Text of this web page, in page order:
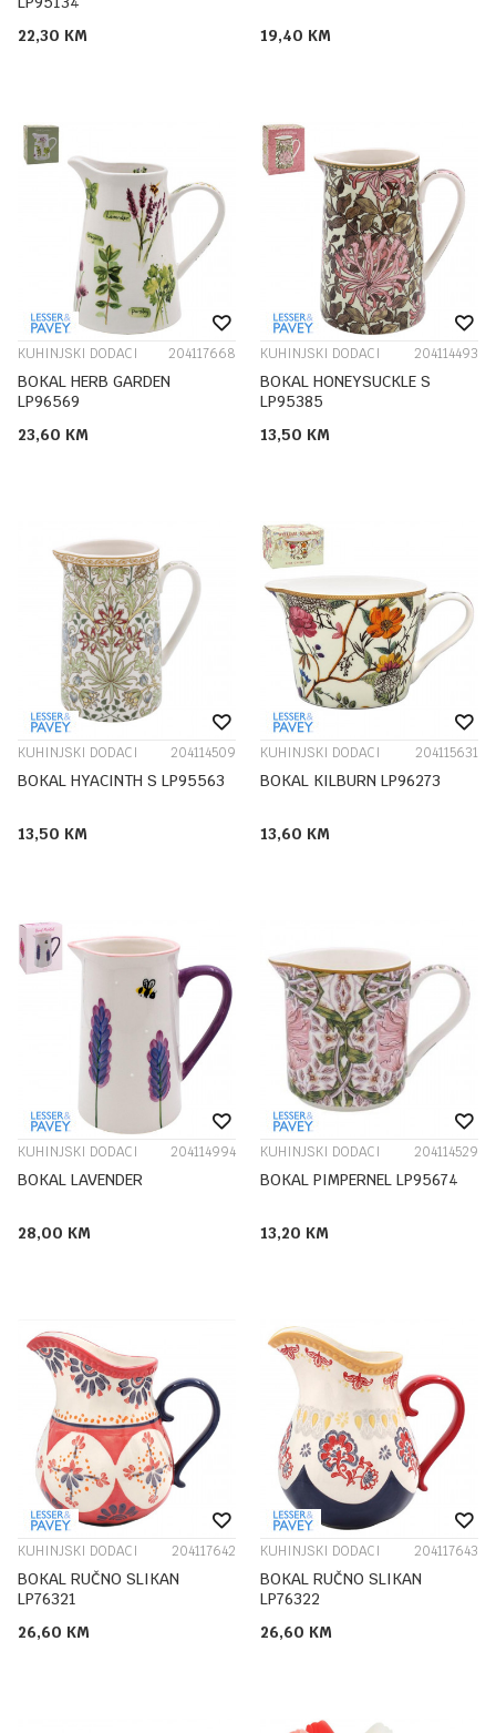
22,30 KM 19,40 KM
KUHINJSKI DODACI 204117668
BOKAL HERB GARDEN
LP96569
23,60 KM
KUHINJSKI DODACI 204114493
BOKAL HONEYSUCKLE S
LP95385
13,50 KM
KUHINJSKI DODACI 204114509
BOKAL HYACINTH S LP95563
13,50 KM
KUHINJSKI DODACI 204115631
BOKAL KILBURN LP96273
13,60 KM
KUHINJSKI DODACI 204114994
BOKAL LAVENDER
28,00 KM
KUHINJSKI DODACI 204114529
BOKAL PIMPERNEL LP95674
13,20 KM
KUHINJSKI DODACI 204117642
BOKAL RUČNO SLIKAN
LP76321
26,60 KM
KUHINJSKI DODACI 204117643
BOKAL RUČNO SLIKAN
LP76322
26,60 KM